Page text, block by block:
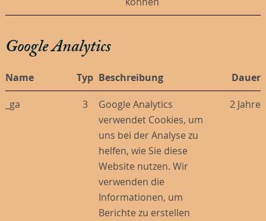
Google Analytics
Name Typ Beschreibung Dauer
_ga 3
Google Analytics
verwendet Cookies, um
uns bei der Analyse zu
helfen, wie Sie diese
Website nutzen. Wir
verwenden die
Informationen, um
Berichte zu erstellen
2 Jahre